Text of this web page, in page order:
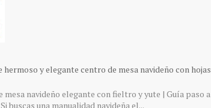
y elegante centro de mesa navideño con hojas
mesa navideño elegante con fieltro y yute | Guía paso a
buscas una manualidad navideña el...